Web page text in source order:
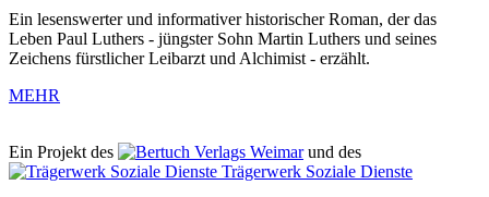
Ein lesenswerter und informativer historischer Roman, der das
Leben Paul Luthers - jüngster Sohn Martin Luthers und seines
Zeichens fürstlicher Leibarzt und Alchimist - erzählt.
MEHR
Ein Projekt des Verlags Weimarund des
Trägerwerk Soziale Dienste